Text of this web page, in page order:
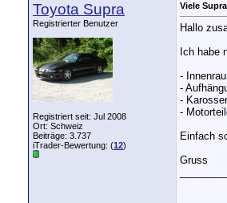
Toyota Supra
Registrierter Benutzer
Registriert seit: Jul 2008
Ort: Schweiz
Beiträge: 3.737
iTrader-Bewertung: (12)
Viele
Hallo
Ich habe
-
-
-
-
Einfach
Gruss